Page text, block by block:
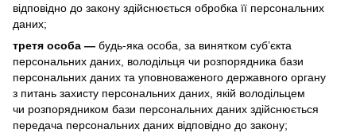
відповідно до закону здійснюється обробка її персональних
даних;
третя особа — будь-яка особа, за винятком суб’єкта
персональних даних, володільця чи розпорядника бази
персональних даних та уповноваженого державного органу
з питань захисту персональних даних, якій володільцем
чи розпорядником бази персональних даних здійснюється
передача персональних даних відповідно до закону;